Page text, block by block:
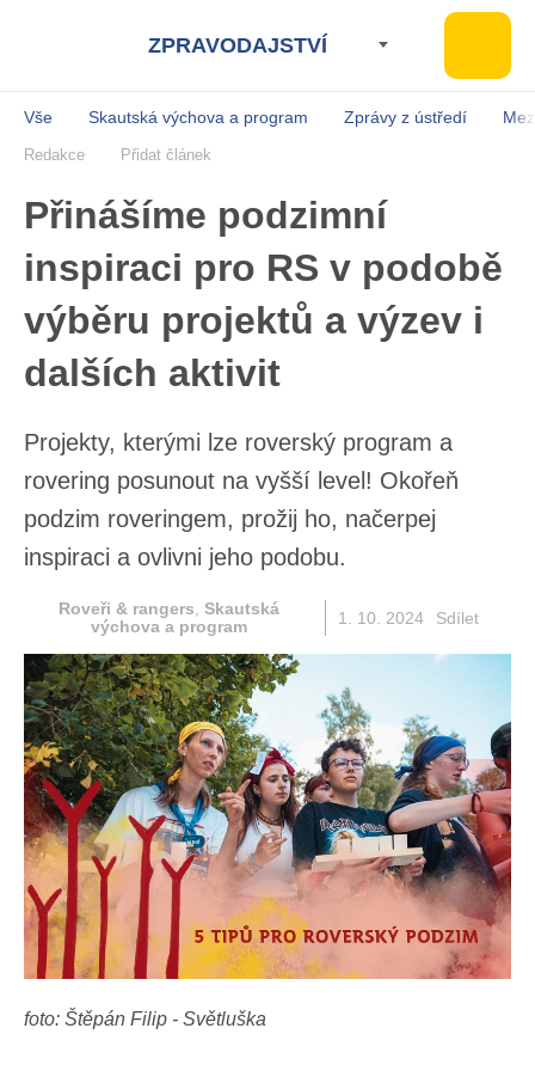
ZPRAVODAJSTVÍ
Vše Skautská výchova a program Zprávy z ústředí
Redakce Přidat článek
Přinášíme podzimní
inspiraci pro RS v podobě
výběru projektů a výzev i
dalších aktivit
Projekty, kterými lze roverský program a
rovering posunout na vyšší level! Okořeň
podzim roveringem, prožij ho, načerpej
inspiraci a ovlivni jeho podobu.
Roveři & rangers,Skautská
výchova a program 1. 10. 2024 Sdílet
foto: Štěpán Filip - Světluška